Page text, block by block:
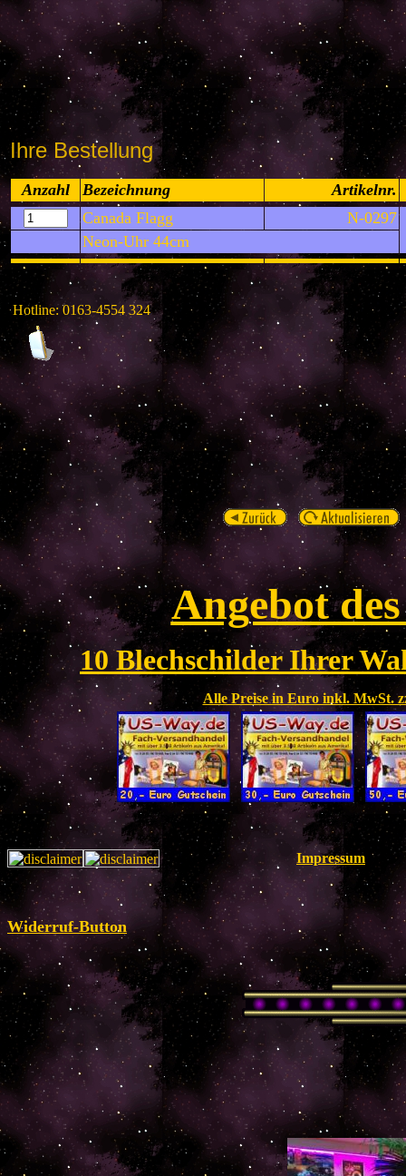
Ihre Bestellung
Anzahl Bezeichnung
Artikelnr.
Canada Flagg
N-0297
Neon-Uhr 44cm
Hotline: 0163-4554 324
Angebot
10 Blechschilder Ihrer
Alle Preise in Euro inkl. MwSt.
Impressum
Widerruf-Button